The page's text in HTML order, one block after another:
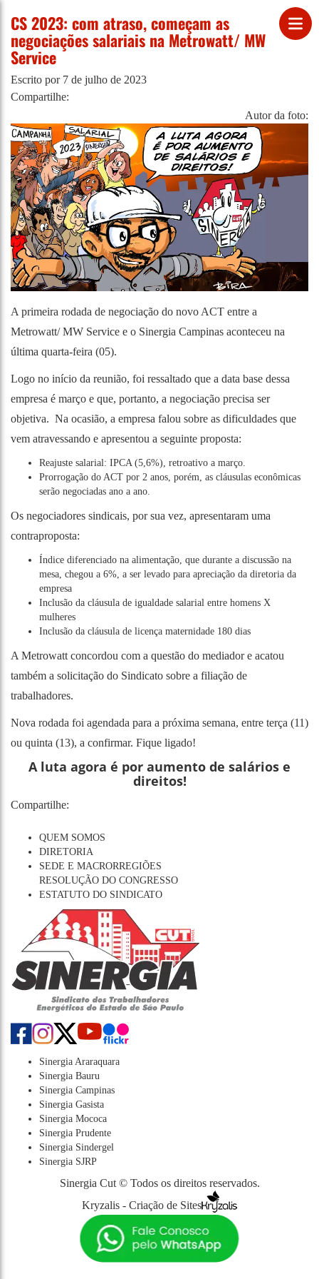
CS 2023: com atraso, começam as
negociações salariais na Metrowatt/ MW
Service
Escrito por 7 de julho de 2023
Compartilhe:
Autor da foto:
A primeira rodada de negociação do novo ACT entre a
Metrowatt/ MW Service e o Sinergia Campinas aconteceu na
última quarta-feira (05).
Logo no início da reunião, foi ressaltado que a data base dessa
empresa é março e que, portanto, a negociação precisa ser
objetiva. Na ocasião, a empresa falou sobre as dificuldades que
vem atravessando e apresentou a seguinte proposta:
Reajuste salarial: IPCA (5,6%), retroativo a março.
Prorrogação do ACT por 2 anos, porém, as cláusulas econômicas
serão negociadas ano a ano.
Os negociadores sindicais, por sua vez, apresentaram uma
contraproposta:
Índice diferenciado na alimentação, que durante a discussão na
mesa, chegou a 6%, a ser levado para apreciação da diretoria da
empresa
Inclusão da cláusula de igualdade salarial entre homens X
mulheres
Inclusão da cláusula de licença maternidade 180 dias
A Metrowatt concordou com a questão do mediador e acatou
também a solicitação do Sindicato sobre a filiação de
trabalhadores.
Nova rodada foi agendada para a próxima semana, entre terça (11)
ou quinta (13), a confirmar. Fique ligado!
A luta agora é por aumento de salários e
direitos!
Compartilhe:
QUEM SOMOS
DIRETORIA
SEDE E MACRORREGIÕES
RESOLUÇÃO DO CONGRESSO
ESTATUTO DO SINDICATO
Sinergia Araraquara
Sinergia Bauru
Sinergia Campinas
Sinergia Gasista
Sinergia Mococa
Sinergia Prudente
Sinergia Sindergel
Sinergia SJRP
Sinergia Cut © Todos os direitos reservados.
Kryzalis - Criação de Sites